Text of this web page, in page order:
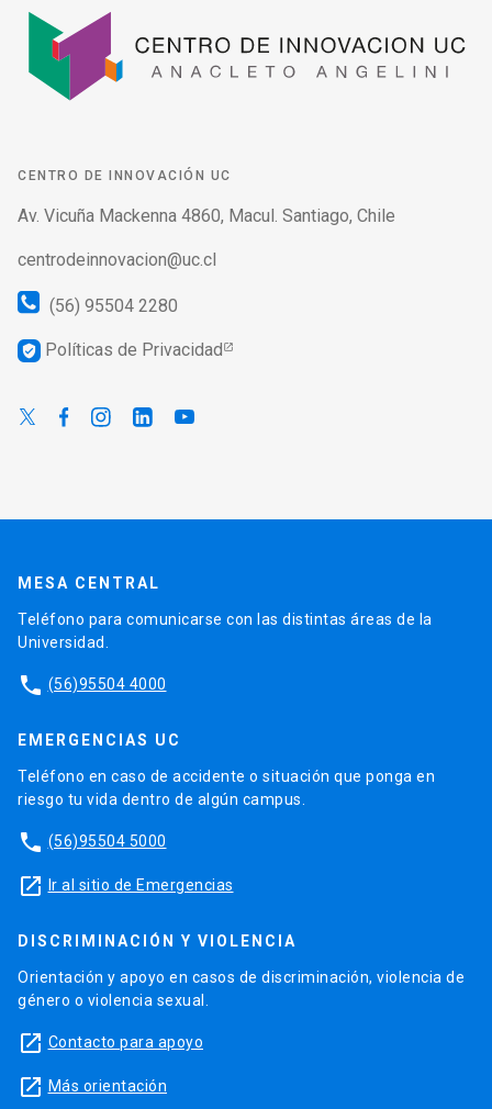
CENTRO DE INNOVACIÓN UC
Av. Vicuña Mackenna 4860, Macul. Santiago, Chile
centrodeinnovacion@uc.cl
(56) 95504 2280
verified_user Políticas de Privacidad
MESA CENTRAL
Teléfono para comunicarse con las distintas áreas de la
Universidad.
phone (56)95504 4000
EMERGENCIAS UC
Teléfono en caso de accidente o situación que ponga en
riesgo tu vida dentro de algún campus.
phone (56)95504 5000
launch Ir al sitio de Emergencias
DISCRIMINACIÓN Y VIOLENCIA
Orientación y apoyo en casos de discriminación, violencia de
género o violencia sexual.
launch Contacto para apoyo
launch Más orientación